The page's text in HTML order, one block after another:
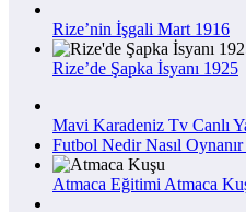
Rize’nin İşgali Mart 1916
Rize’de Şapka İsyanı 1925
Mavi Karadeniz Tv Canlı
Futbol Nedir Nasıl
Atmaca Eğitimi Atmaca